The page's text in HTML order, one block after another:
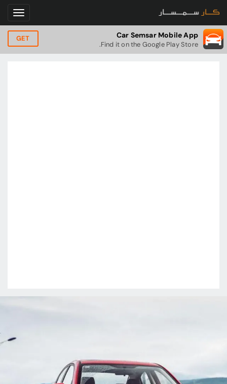
Car Semsar Mobile App
Find it on the Google Play Store.
GET